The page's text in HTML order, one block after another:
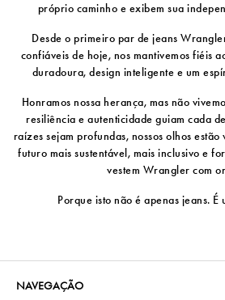
próprio caminho e exibem sua
Desde o primeiro par de jeans
confiáveis ​​de hoje, nos mantivemos fiéis
duradoura, design inteligente e um
Honramos nossa herança, mas não
resiliência e autenticidade guiam cada
raízes sejam profundas, nossos olhos
futuro mais sustentável, mais inclusivo e
vestem Wrangler com
Porque isto não é apenas jeans. É
NAVEGAÇÃO